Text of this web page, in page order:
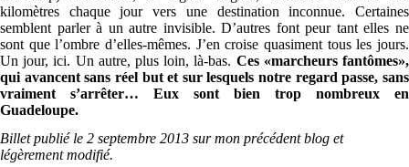
kilomètres chaque jour vers une destination inconnue. Certaines
semblent parler à un autre invisible. D’autres font peur tant elles ne
sont que l’ombre d’elles-mêmes. J’en croise quasiment tous les jours.
Un jour, ici. Un autre, plus loin, là-bas. Ces «marcheurs fantômes»,
qui avancent sans réel but et sur lesquels notre regard passe, sans
vraiment s’arrêter… Eux sont bien trop nombreux en
Guadeloupe.
Billet publié le 2 septembre 2013 sur mon précédent blog et
légèrement modifié.